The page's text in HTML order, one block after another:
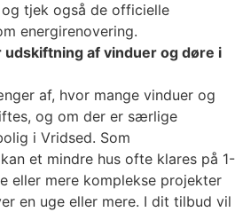
tjek også de officielle
energirenovering.
udskiftning af vinduer og døre i
af, hvor mange vinduer og
og om der er særlige
i Vridsed. Som
et mindre hus ofte klares på 1-
eller mere komplekse projekter
en uge eller mere. I dit tilbud vil